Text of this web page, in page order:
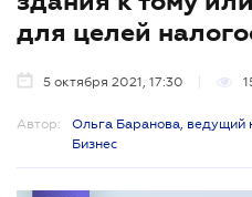
для целей
5 октября 2021, 17:30
Автор:
Ольга Баранова, ведущий
Бизнес